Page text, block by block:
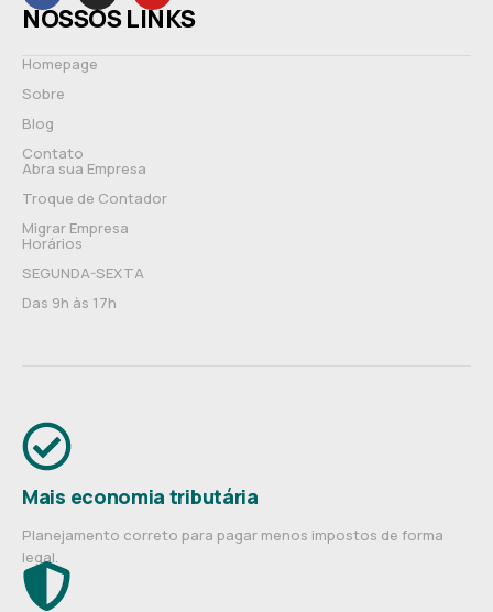
NOSSOS LINKS
Homepage
Sobre
Blog
Contato
Abra sua Empresa
Troque de Contador
Migrar Empresa
Horários
SEGUNDA-SEXTA
Das 9h às 17h
Mais economia tributária
Planejamento correto para pagar menos impostos de forma
legal.